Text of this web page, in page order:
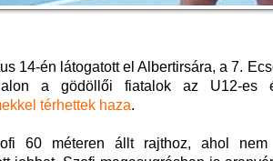
14-én látogatott el Albertirsára, a 7.
a gödöllői fiatalok az U12-es
térhettek haza.
60 méteren állt rajthoz, ahol